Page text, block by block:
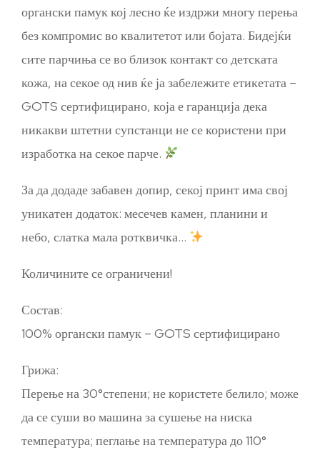
органски памук кој лесно ќе издржи многу перења
без компромис во квалитетот или бојата. Бидејќи
сите парчиња се во близок контакт со детската
кожа, на секое од нив ќе ја забележите етикетата –
GOTS сертифицирано, која е гаранција дека
никакви штетни супстанци не се користени при
изработка на секое парче.
За да додаде забавен допир, секој принт има свој
уникатен додаток: месечев камен, планини и
небо, слатка мала ротквичка…
Количините се ограничени!
Состав:
100% органски памук – GOTS сертифицирано
Грижа:
Перење на 30°степени; не користете белило; може
да се суши во машина за сушење на ниска
температура; пеглање на температура до 110°